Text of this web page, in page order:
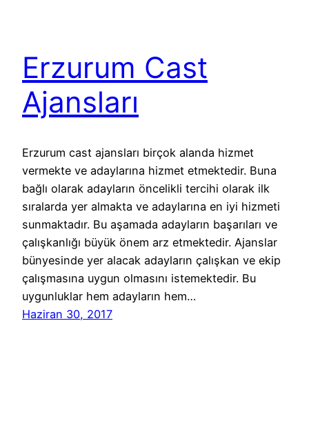
Erzurum Cast
Ajansları
Erzurum cast ajansları birçok alanda hizmet
vermekte ve adaylarına hizmet etmektedir. Buna
bağlı olarak adayların öncelikli tercihi olarak ilk
sıralarda yer almakta ve adaylarına en iyi hizmeti
sunmaktadır. Bu aşamada adayların başarıları ve
çalışkanlığı büyük önem arz etmektedir. Ajanslar
bünyesinde yer alacak adayların çalışkan ve ekip
çalışmasına uygun olmasını istemektedir. Bu
uygunluklar hem adayların hem…
Haziran 30, 2017